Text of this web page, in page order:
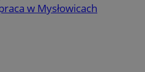
w Mysłowicach